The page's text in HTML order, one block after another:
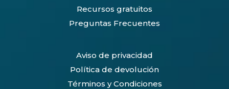
Recursos gratuitos
Preguntas Frecuentes
Aviso de privacidad
Política de devolución
Términos y Condiciones